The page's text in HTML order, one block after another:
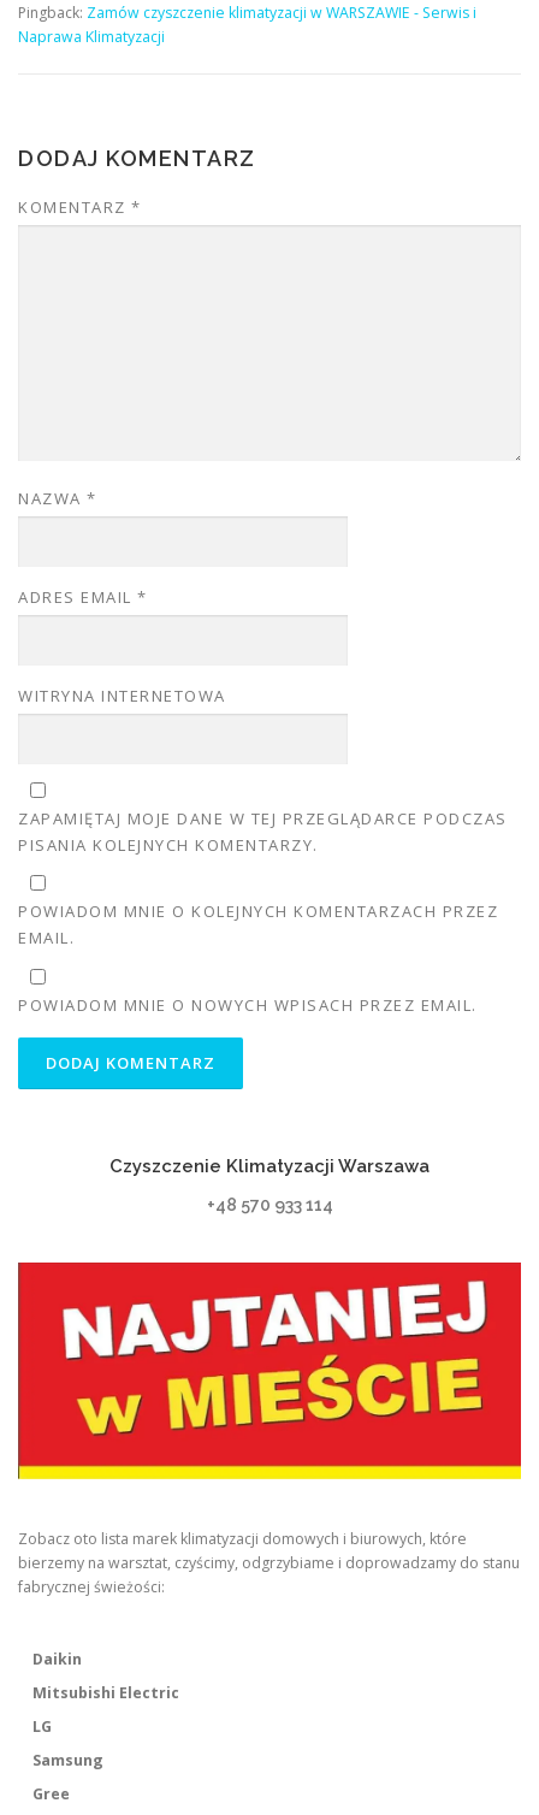
Pingback: Zamów czyszczenie klimatyzacji w WARSZAWIE - Serwis i
Naprawa Klimatyzacji
DODAJ KOMENTARZ
KOMENTARZ *
NAZWA *
ADRES EMAIL *
WITRYNA INTERNETOWA
ZAPAMIĘTAJ MOJE DANE W TEJ PRZEGLĄDARCE PODCZAS
PISANIA KOLEJNYCH KOMENTARZY.
POWIADOM MNIE O KOLEJNYCH KOMENTARZACH PRZEZ
EMAIL.
POWIADOM MNIE O NOWYCH WPISACH PRZEZ EMAIL.
Czyszczenie Klimatyzacji Warszawa
+48 570 933 114
Zobacz oto lista marek klimatyzacji domowych i biurowych, które
bierzemy na warsztat, czyścimy, odgrzybiame i doprowadzamy do stanu
fabrycznej świeżości:
Daikin
Mitsubishi Electric
LG
Samsung
Gree